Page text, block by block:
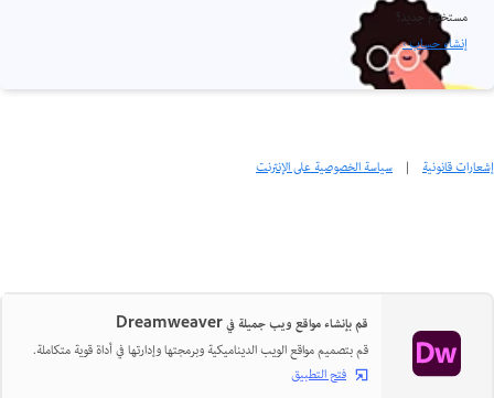
مستخدم جديد؟
إنشاء حساب ›
إشعارات قانونية | سياسة الخصوصية على الإنترنت
قم بإنشاء مواقع ويب جميلة في Dreamweaver
قم بتصميم مواقع الويب الديناميكية وبرمجتها وإدارتها في أداة قوية متكاملة.
فتح التطبيق